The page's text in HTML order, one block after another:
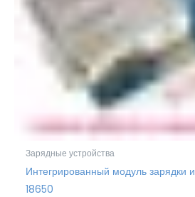
Зарядные устройства
Интегрированный модуль зарядки
18650